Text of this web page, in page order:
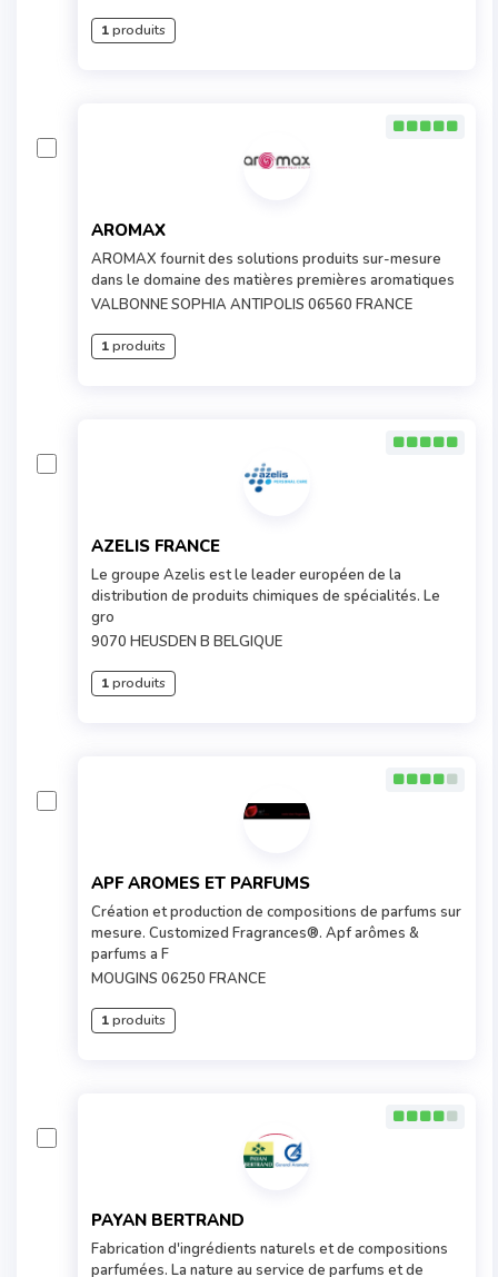
1produits
AROMAX
AROMAX fournit des solutions produits sur-mesure
dans le domaine des matières premières aromatiques
VALBONNE SOPHIA ANTIPOLIS 06560 FRANCE
1produits
AZELIS FRANCE
Le groupe Azelis est le leader européen de la
distribution de produits chimiques de spécialités. Le
gro
9070 HEUSDEN B BELGIQUE
1produits
APF AROMES ET PARFUMS
Création et production de compositions de parfums sur
mesure. Customized Fragrances®. Apf arômes &
parfums a F
MOUGINS 06250 FRANCE
1produits
PAYAN BERTRAND
Fabrication d'ingrédients naturels et de compositions
parfumées. La nature au service de parfums et de